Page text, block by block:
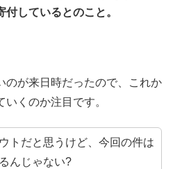
しているとのこと。
のが来日時だったので、これか
くのか注目です。
トだと思うけど、今回の件は
んじゃない?